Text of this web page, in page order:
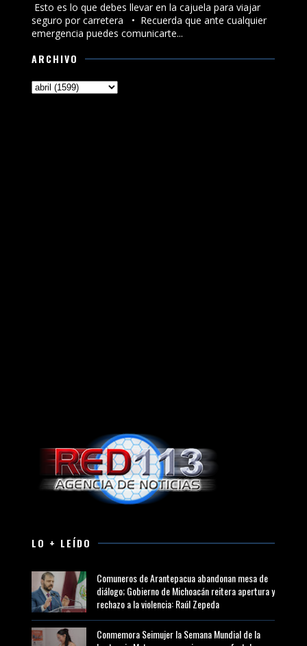
Esto es lo que debes llevar en la cajuela para viajar
seguro por carretera •⁠ ⁠Recuerda que ante cualquier
emergencia puedes comunicarte...
ARCHIVO
LO + LEÍDO
Comuneros de Arantepacua abandonan mesa de
diálogo; Gobierno de Michoacán reitera apertura y
rechazo a la violencia: Raúl Zepeda
Conmemora Seimujer la Semana Mundial de la